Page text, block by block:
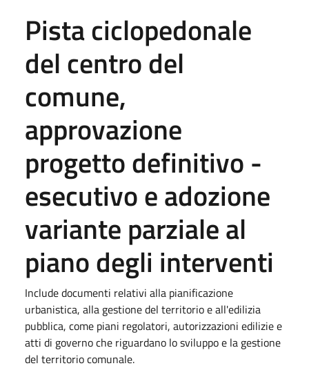
Pista ciclopedonale
del centro del
comune,
approvazione
progetto definitivo -
esecutivo e adozione
variante parziale al
piano degli interventi
Include documenti relativi alla pianificazione
urbanistica, alla gestione del territorio e all'edilizia
pubblica, come piani regolatori, autorizzazioni edilizie e
atti di governo che riguardano lo sviluppo e la gestione
del territorio comunale.